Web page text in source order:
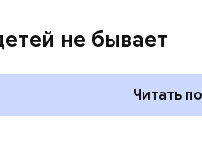
праздники
и мире 3
не бывает
Читать